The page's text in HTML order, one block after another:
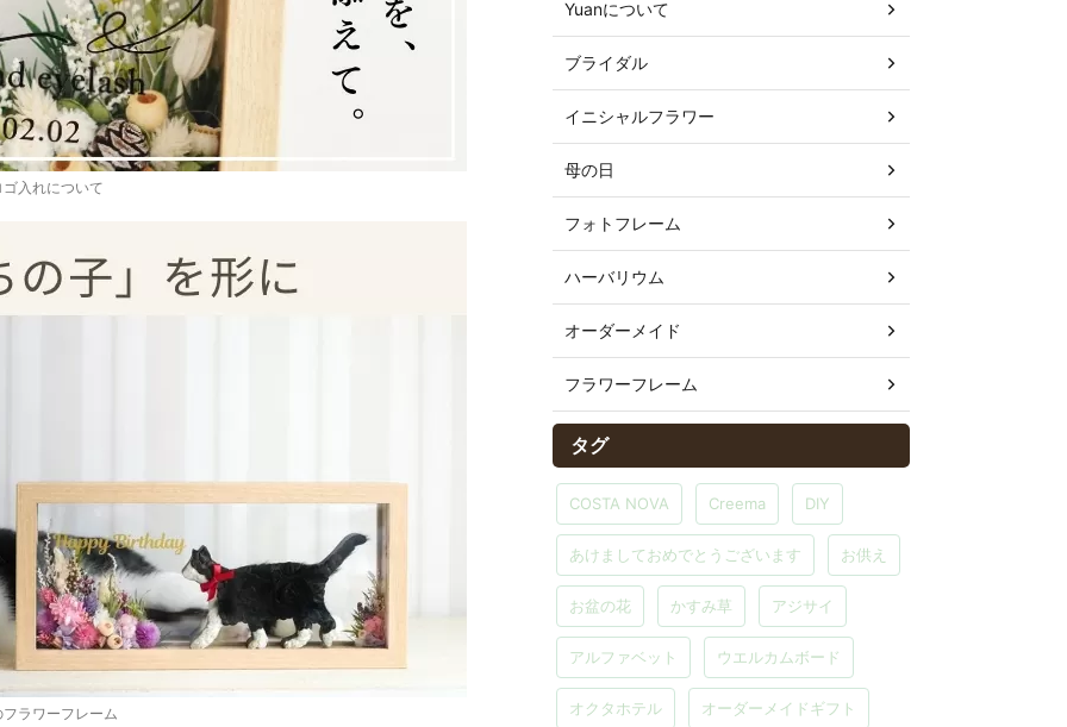
ゴ入れについて
フラワーフレーム
Yuanについて
ブライダル
イニシャルフラワー
母の日
フォトフレーム
ハーバリウム
オーダーメイド
フラワーフレーム
タグ
COSTA NOVA Creema DIY
あけましておめでとうございます お供え
お盆の花 かすみ草 アジサイ
アルファベット ウエルカムボード
オクタホテル オーダーメイドギフト